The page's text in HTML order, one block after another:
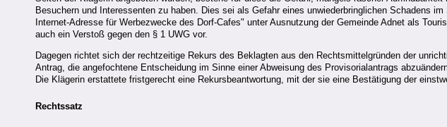
Besuchern und Interessenten zu haben. Dies sei als Gefahr eines unwiederbringlichen Schadens
Internet-Adresse für Werbezwecke des Dorf-Cafes" unter Ausnutzung der Gemeinde Adnet als
auch ein Verstoß gegen den § 1 UWG vor.
Dagegen richtet sich der rechtzeitige Rekurs des Beklagten aus den Rechtsmittelgründen der
Antrag, die angefochtene Entscheidung im Sinne einer Abweisung des Provisorialantrags
Die Klägerin erstattete fristgerecht eine Rekursbeantwortung, mit der sie eine Bestätigung der
Rechtssatz